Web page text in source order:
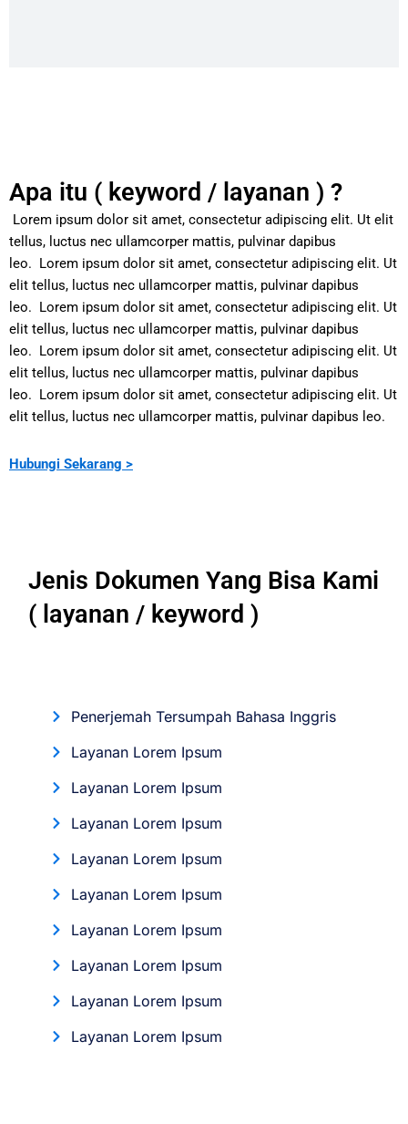
Apa itu ( keyword / layanan ) ?
Lorem ipsum dolor sit amet, consectetur adipiscing elit. Ut elit
tellus, luctus nec ullamcorper mattis, pulvinar dapibus
leo.
Lorem ipsum dolor sit amet, consectetur adipiscing elit. Ut
elit tellus, luctus nec ullamcorper mattis, pulvinar dapibus
leo.
Lorem ipsum dolor sit amet, consectetur adipiscing elit. Ut
elit tellus, luctus nec ullamcorper mattis, pulvinar dapibus
leo.
Lorem ipsum dolor sit amet, consectetur adipiscing elit. Ut
elit tellus, luctus nec ullamcorper mattis, pulvinar dapibus
leo.
Lorem ipsum dolor sit amet, consectetur adipiscing elit. Ut
elit tellus, luctus nec ullamcorper mattis, pulvinar dapibus leo.
Hubungi Sekarang >
Jenis Dokumen Yang Bisa Kami
( layanan / keyword )
Penerjemah Tersumpah Bahasa Inggris
Layanan Lorem Ipsum
Layanan Lorem Ipsum
Layanan Lorem Ipsum
Layanan Lorem Ipsum
Layanan Lorem Ipsum
Layanan Lorem Ipsum
Layanan Lorem Ipsum
Layanan Lorem Ipsum
Layanan Lorem Ipsum